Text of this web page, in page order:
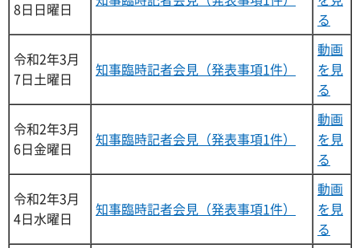
8日日曜日
る
令和2年3月
7日土曜日
知事臨時記者会見（発表事項1件）
動画
を見
る
令和2年3月
6日金曜日
知事臨時記者会見（発表事項1件）
動画
を見
る
令和2年3月
4日水曜日
知事臨時記者会見（発表事項1件）
動画
を見
る